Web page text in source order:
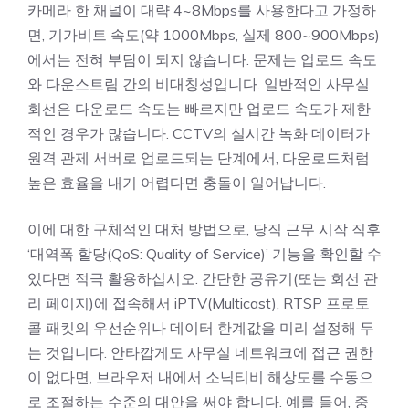
카메라 한 채널이 대략 4~8Mbps를 사용한다고 가정하
면, 기가비트 속도(약 1000Mbps, 실제 800~900Mbps)
에서는 전혀 부담이 되지 않습니다. 문제는 업로드 속도
와 다운스트림 간의 비대칭성입니다. 일반적인 사무실
회선은 다운로드 속도는 빠르지만 업로드 속도가 제한
적인 경우가 많습니다. CCTV의 실시간 녹화 데이터가
원격 관제 서버로 업로드되는 단계에서, 다운로드처럼
높은 효율을 내기 어렵다면 충돌이 일어납니다.
이에 대한 구체적인 대처 방법으로, 당직 근무 시작 직후
‘대역폭 할당(QoS: Quality of Service)’ 기능을 확인할 수
있다면 적극 활용하십시오. 간단한 공유기(또는 회선 관
리 페이지)에 접속해서 iPTV(Multicast), RTSP 프로토
콜 패킷의 우선순위나 데이터 한계값을 미리 설정해 두
는 것입니다. 안타깝게도 사무실 네트워크에 접근 권한
이 없다면, 브라우저 내에서 소닉티비 해상도를 수동으
로 조절하는 수준의 대안을 써야 합니다. 예를 들어, 중